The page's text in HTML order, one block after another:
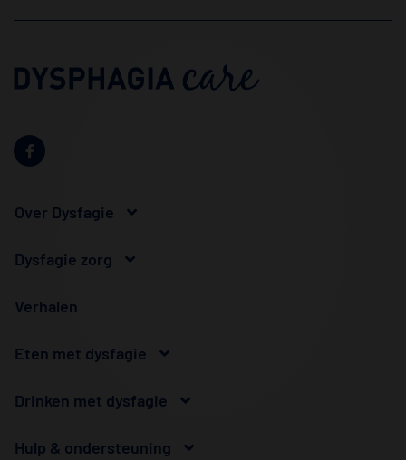
Over Dysfagie
Dysfagie zorg
Verhalen
Eten met dysfagie
Drinken met dysfagie
Hulp & ondersteuning